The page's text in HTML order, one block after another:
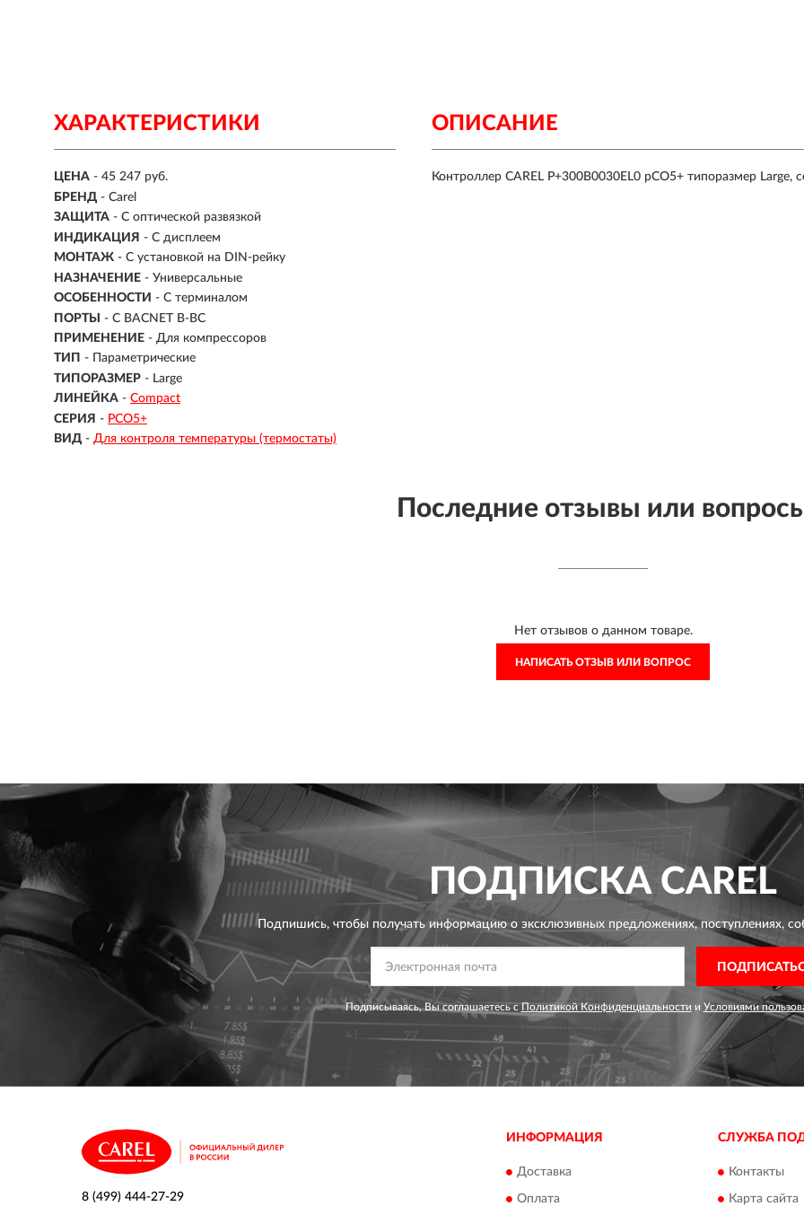
ХАРАКТЕРИСТИКИ
ЦЕНА - 45 247 руб.
БРЕНД - Carel
ЗАЩИТА - С оптической развязкой
ИНДИКАЦИЯ - С дисплеем
МОНТАЖ - С установкой на DIN-рейку
НАЗНАЧЕНИЕ - Универсальные
ОСОБЕННОСТИ - С терминалом
ПОРТЫ
- С BACNET B-BC
ПРИМЕНЕНИЕ - Для компрессоров
ТИП - Параметрические
ТИПОРАЗМЕР - Large
ЛИНЕЙКА - Compact
СЕРИЯ - PCO5+
ВИД - Для контроля температуры (термостаты)
ОПИСАНИЕ
Контроллер CAREL P+300B0030EL0 pCO5+ типоразмер
Последние отзывы или
Нет отзывов о данном товаре.
НАПИСАТЬ ОТЗЫВ ИЛИ ВОПРОС
ПОДПИСКАCAREL
Подпишись, чтобы получать информацию о эксклюзивных предложениях,поступлениях,
Подписываясь, Вы соглашаетесь сПолитикой Конфиденциальности и Условиями
8 (499) 444-27-29
ИНФОРМАЦИЯ
Доставка
Оплата
СЛУЖБА
Контакты
Карта сайта